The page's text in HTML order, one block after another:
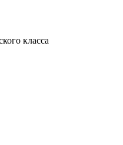
класса